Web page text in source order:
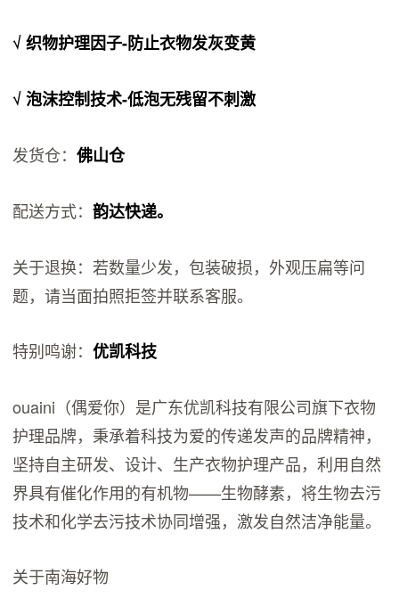
√ 织物护理因子-防止衣物发灰变黄
√ 泡沫控制技术-低泡无残留不刺激
发货仓：佛山仓
配送方式：韵达快递。
关于退换：若数量少发，包装破损，外观压扁等问
题，请当面拍照拒签并联系客服。
特别鸣谢：优凯科技
ouaini（偶爱你）是广东优凯科技有限公司旗下衣物
护理品牌，秉承着科技为爱的传递发声的品牌精神，
坚持自主研发、设计、生产衣物护理产品，利用自然
界具有催化作用的有机物——生物酵素，将生物去污
技术和化学去污技术协同增强，激发自然洁净能量。
关于南海好物